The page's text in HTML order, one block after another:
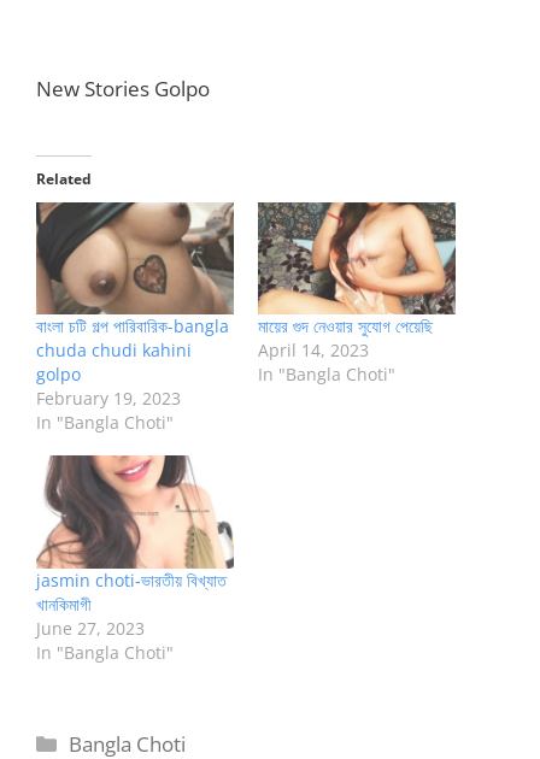
New Stories Golpo
Related
বাংলা চটি গল্প পারিবারিক-bangla
chuda chudi kahini
golpo
February 19, 2023
In "Bangla Choti"
মায়ের গুদ নেওয়ার সুযোগ পেয়েছি
April 14, 2023
In "Bangla Choti"
jasmin choti-ভারতীয় বিখ্যাত
খানকিমাগী
June 27, 2023
In "Bangla Choti"
Categories
Bangla Choti